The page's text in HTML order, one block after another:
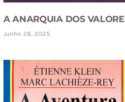
A ANARQUIA DOS
Junho 28, 2025